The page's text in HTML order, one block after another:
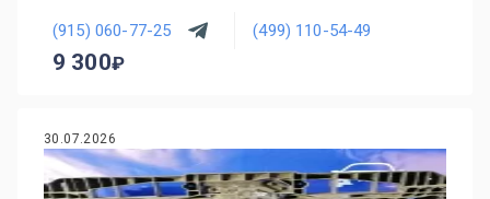
(915) 060-77-25 (499) 110-54-49
9 300
30.07.2026